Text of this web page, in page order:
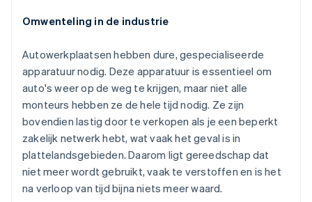
Omwenteling in de industrie
Autowerkplaatsen hebben dure, gespecialiseerde
apparatuur nodig. Deze apparatuur is essentieel om
auto's weer op de weg te krijgen, maar niet alle
monteurs hebben ze de hele tijd nodig. Ze zijn
bovendien lastig door te verkopen als je een beperkt
zakelijk netwerk hebt, wat vaak het geval is in
plattelandsgebieden. Daarom ligt gereedschap dat
niet meer wordt gebruikt, vaak te verstoffen en is het
na verloop van tijd bijna niets meer waard.